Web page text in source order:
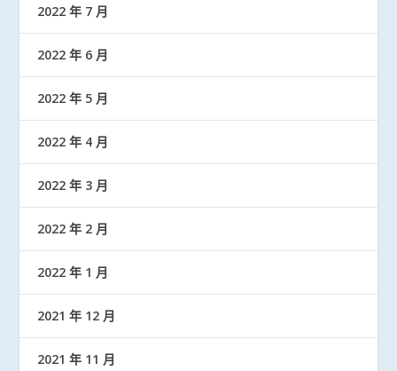
2022 年 7 月
2022 年 6 月
2022 年 5 月
2022 年 4 月
2022 年 3 月
2022 年 2 月
2022 年 1 月
2021 年 12 月
2021 年 11 月